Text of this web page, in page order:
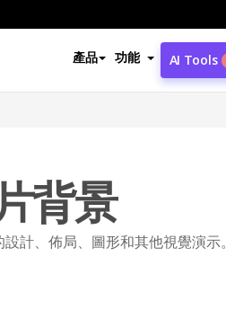
產品 功能 AI Tools
背景
計、佈局、圖形和其他視覺演示。